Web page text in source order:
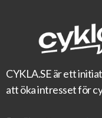
CYKLA.SEär ett
att öka intresset för